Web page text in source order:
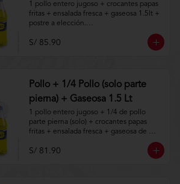
1 pollo entero jugoso + crocantes papas
fritas + ensalada fresca + gaseosa 1.5lt +
postre a elección.
Aplica terminos y
condiciones.https://www.lenaycarbon.co
S/ 85.90
Pollo + 1/4 Pollo (solo parte
pierna) + Gaseosa 1.5 Lt
1 pollo entero jugoso + 1/4 de pollo
parte pierna (solo) + crocantes papas
fritas + ensalada fresca + gaseosa de
S/ 81.90